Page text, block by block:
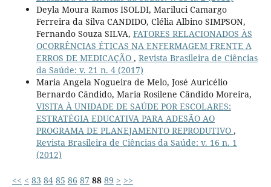
Deyla Moura Ramos ISOLDI, Mariluci Camargo
Ferreira da Silva CANDIDO, Clélia Albino SIMPSON,
Fernando Souza SILVA, FATORES RELACIONADOS ÀS
OCORRÊNCIAS ÉTICAS NA ENFERMAGEM FRENTE A
ERROS DE MEDICAÇÃO , Revista Brasileira de Ciências
da Saúde: v. 21 n. 4 (2017)
Maria Angela Nogueira de Melo, José Auricélio
Bernardo Cândido, Maria Rosilene Cândido Moreira,
VISITA À UNIDADE DE SAÚDE POR ESCOLARES:
ESTRATÉGIA EDUCATIVA PARA ADESÃO AO
PROGRAMA DE PLANEJAMENTO REPRODUTIVO ,
Revista Brasileira de Ciências da Saúde: v. 16 n. 1
(2012)
<< < 83 84 85 86 87 88 89 > >>